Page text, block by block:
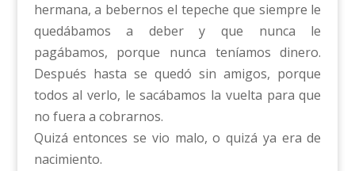
hermana, a bebernos el tepeche que siempre le
quedábamos a deber y que nunca le
pagábamos, porque nunca teníamos dinero.
Después hasta se quedó sin amigos, porque
todos al verlo, le sacábamos la vuelta para que
no fuera a cobrarnos.
Quizá entonces se vio malo, o quizá ya era de
nacimiento.